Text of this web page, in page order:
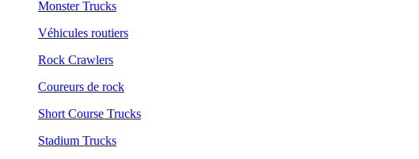
Monster Trucks
Véhicules routiers
Rock Crawlers
Coureurs de rock
Short Course Trucks
Stadium Trucks